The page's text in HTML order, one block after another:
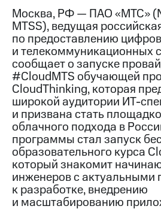
Пресс-
релизы
МТС
о технологиях
Достижения
Интервью
Финансовая
отчетность
Контакты
Новости
в
регионе
Москва, РФ — ПАО «МТС»
MTSS), ведущая
по предоставлению
и телекоммуникационных
сообщает о запуске
#CloudMTS обучающей
CloudThinking, которая
широкой аудитории ИТ-
и призвана стать
облачного подхода в
программы стал запуск
образовательного курса
который знакомит
инженеров с актуальными
к разработке, внедрению
и масштабированию